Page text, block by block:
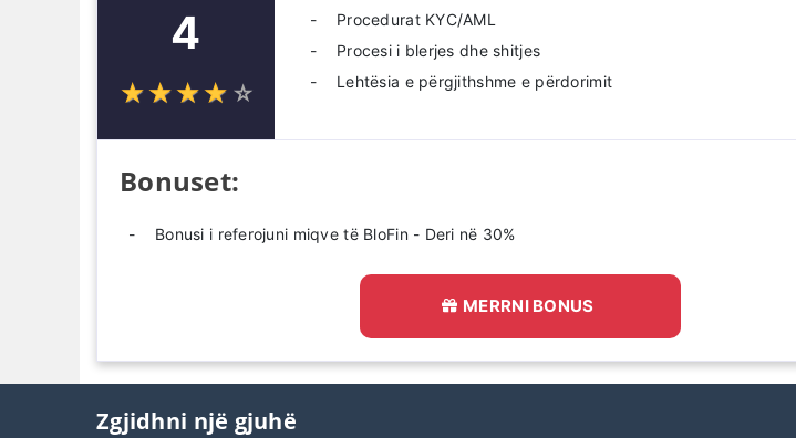
4
☆☆☆☆ ☆
★★★★ ★
Procedurat KYC/AML
Procesi i blerjes dhe shitjes
Lehtësia e përgjithshme e përdorimit
Bonuset:
Bonusi i referojuni miqve të BloFin - Deri në 30%
MERRNI BONUS
Zgjidhni një gjuhë